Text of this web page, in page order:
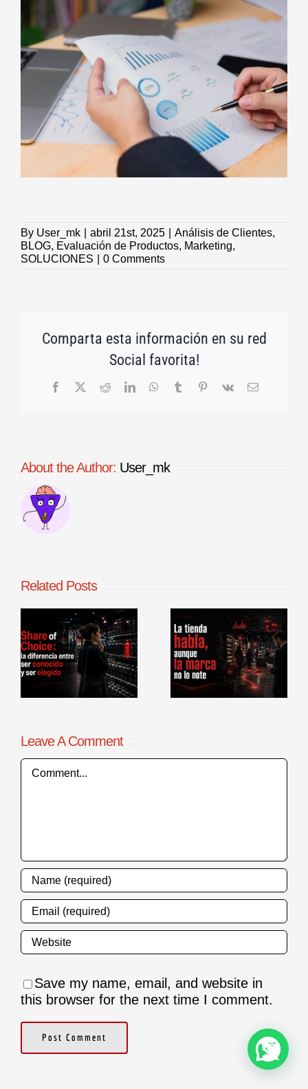
By User_mk abril 21st, 2025 Análisis de Clientes,
BLOG, Evaluación de Productos, Marketing,
SOLUCIONES
0 Comments
Comparta esta información en su red
Social favorita!
Facebook
X RedditLinkedInWhatsApp
TumblrPinterest
Vk Email
About the Author: User_mk
Related Posts
La tienda
habla, aunque
la marca no lo
note
Benchmarking
de procesos
comerciales en
punto de venta
Leave A Comment
Comment
Save my name, email, and website in
this browser for the next time I comment.